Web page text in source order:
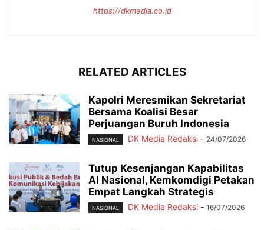
https://dkmedia.co.id
RELATED ARTICLES
Kapolri Meresmikan Sekretariat
Bersama Koalisi Besar
Perjuangan Buruh Indonesia
NASIONAL DK Media Redaksi - 24/07/2026
Tutup Kesenjangan Kapabilitas
AI Nasional, Kemkomdigi Petakan
Empat Langkah Strategis
NASIONAL DK Media Redaksi - 16/07/2026